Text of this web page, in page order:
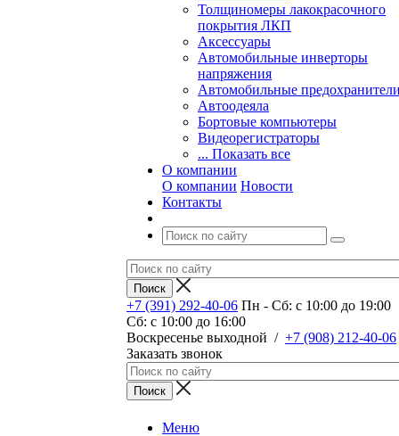
Толщиномеры лакокрасочного
покрытия ЛКП
Аксессуары
Автомобильные инверторы
напряжения
Автомобильные
Автоодеяла
Бортовые компьютеры
Видеорегистраторы
... Показать все
О компании
О компании Новости
Контакты
+7 (391) 292-40-06 Пн - Сб: c 10:00 до 19:00
Сб: c 10:00 до 16:00
​Воскресенье выходной / +7 (908) 212-40-06
Заказать звонок
Меню